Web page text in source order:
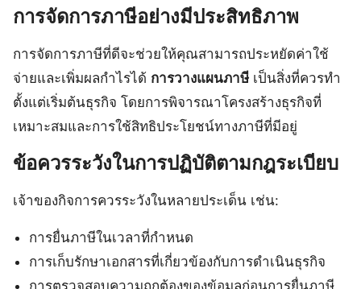
การจัดการภาษีอย่างมีประสิทธิภาพ
การจัดการภาษีที่ดีจะช่วยให้คุณสามารถประหยัดค่าใช้
จ่ายและเพิ่มผลกำไรได้ การวางแผนภาษี เป็นสิ่งที่ควรทำ
ตั้งแต่เริ่มต้นธุรกิจ โดยการพิจารณาโครงสร้างธุรกิจที่
เหมาะสมและการใช้สิทธิประโยชน์ทางภาษีที่มีอยู่
ข้อควรระวังในการปฏิบัติตามกฎระเบียบ
เจ้าของกิจการควรระวังในหลายประเด็น เช่น:
การยื่นภาษีในเวลาที่กำหนด
การเก็บรักษาเอกสารที่เกี่ยวข้องกับการดำเนินธุรกิจ
การตรวจสอบความถูกต้องของข้อมูลก่อนการยื่นภาษี